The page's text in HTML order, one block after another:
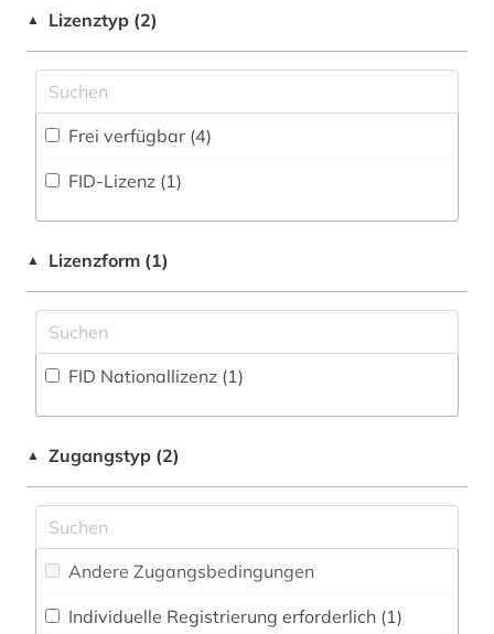
Wissenschaftskunde, Forschung, Hochschul-,
patristik (7)
Disziplinäre Forschungsdatenrepositorien (0)
Volltextdatenbank (4)
Wörterbuch, Enzyklopädie, Nachschlagwerk
Zeitung (0)
▲ Lizenztyp (2)
Frei verfügbar (4)
FID-Lizenz (1)
▲ Lizenzform (1)
FID Nationallizenz (1)
▲ Zugangstyp (2)
Andere Zugangsbedingungen
Individuelle Registrierung erforderlich (1)